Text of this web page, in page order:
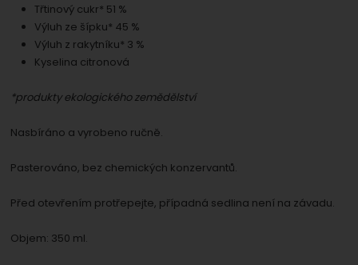
Třtinový cukr* 51 %
Výluh ze šípku* 45 %
Výluh z rakytníku* 3 %
Kyselina citronová
*produkty ekologického zemědělství
Nasbíráno a vyrobeno ručně.
Pasterováno, bez chemických konzervantů.
Před otevřením protřepejte, případná sedlina není na závadu.
Objem: 350 ml.